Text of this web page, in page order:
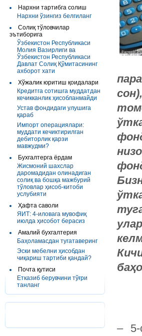
Нархни тартибга солиш
Нархни ўзингиз белгиланг
Солиқ тўловчилар
эътиборига
Ўзбекистон Республикаси
Молия Вазирлиги ва
Ўзбекистон Республикаси
Давлат Солиқ Қўмитасининг
ахборот хати
Хўжалик юритиш қоидалари
Кредитга сотишга муддатдан
кечикканлик ҳисобланмайди
Устав фондидаги улушига
қараб
Импорт операциялари:
муддати кечиктирилган
дебиторлик қарзи
мавжудми?
Бухгалтерга ёрдам
Жисмоний шахслар
даромадидан олинадиган
солиқ ва бошқа мажбурий
тўловлар ҳисоб-китоби
услубияти
Ҳафта саволи
ЯИТ: 4-иловага мувофиқ
июлда ҳисобот берасиз
Амалий бухгалтерия
Баҳоламасдан тугатаверинг
Эски мебелни ҳисобдан
чиқариш тартиби қандай?
Почта қутиси
Етказиб берувчини тўғри
танланг
сон
– 5-